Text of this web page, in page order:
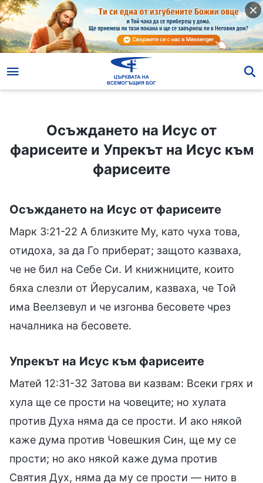
Осъждането на Исус от
фарисеите и Упрекът на Исус към
фарисеите
Осъждането на Исус от фарисеите
Марк 3:21-22 А близките Му, като чуха това,
отидоха, за да Го приберат; защото казваха,
че не бил на Себе Си. И книжниците, които
бяха слезли от Йерусалим, казваха, че Той
има Веелзевул и че изгонва бесовете чрез
началника на бесовете.
Упрекът на Исус към фарисеите
Матей 12:31-32 Затова ви казвам: Всеки грях и
хула ще се прости на човеците; но хулата
против Духа няма да се прости. И ако някой
каже дума против Човешкия Син, ще му се
прости; но ако някой каже дума против
Святия Дух, няма да му се прости — нито в